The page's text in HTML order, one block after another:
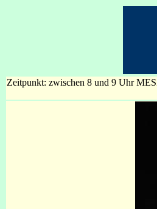
Zeitpunkt: zwischen 8 und 9 Uhr